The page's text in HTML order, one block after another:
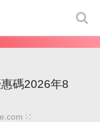
碼2026年8